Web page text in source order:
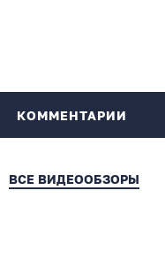
КОММЕНТАРИИ
ВСЕ ВИДЕООБЗОРЫ